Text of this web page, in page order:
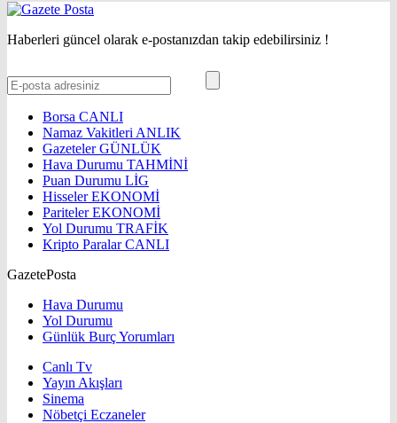
Haberleri güncel olarak e-postanızdan takip edebilirsiniz !
Borsa CANLI
Namaz Vakitleri ANLIK
GazetelerGÜNLÜK
Hava Durumu TAHMİNİ
Puan Durumu LİG
HisselerEKONOMİ
ParitelerEKONOMİ
Yol Durumu TRAFİK
Kripto ParalarCANLI
GazetePosta
Hava Durumu
Yol Durumu
Günlük Burç Yorumları
Canlı Tv
Yayın Akışları
Sinema
Nöbetçi Eczaneler